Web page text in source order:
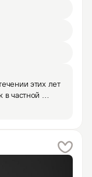
этих лет
в частной